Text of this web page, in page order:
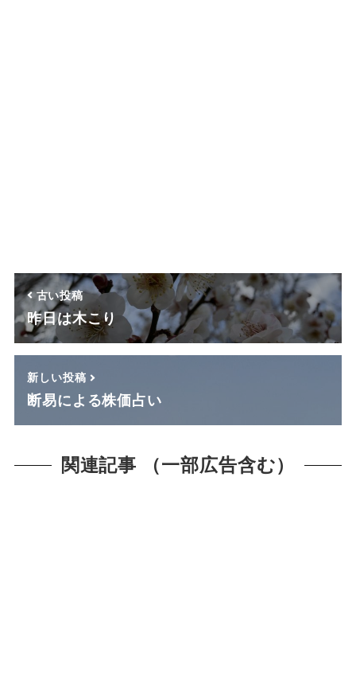
古い投稿
昨日は木こり
新しい投稿
断易による株価占い
関連記事 （一部広告含む）